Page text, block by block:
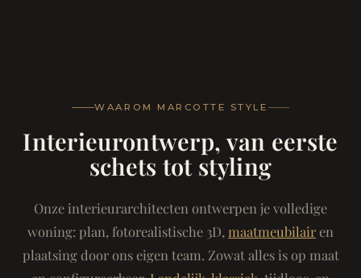
WAAROM MARCOTTE STYLE
Interieurontwerp, van eerste
schets tot styling
Onze interieurarchitecten ontwerpen je volledige
woning: plan, fotorealistische 3D, maatmeubilairen
plaatsing door ons eigen team. Zowat alles is op maat